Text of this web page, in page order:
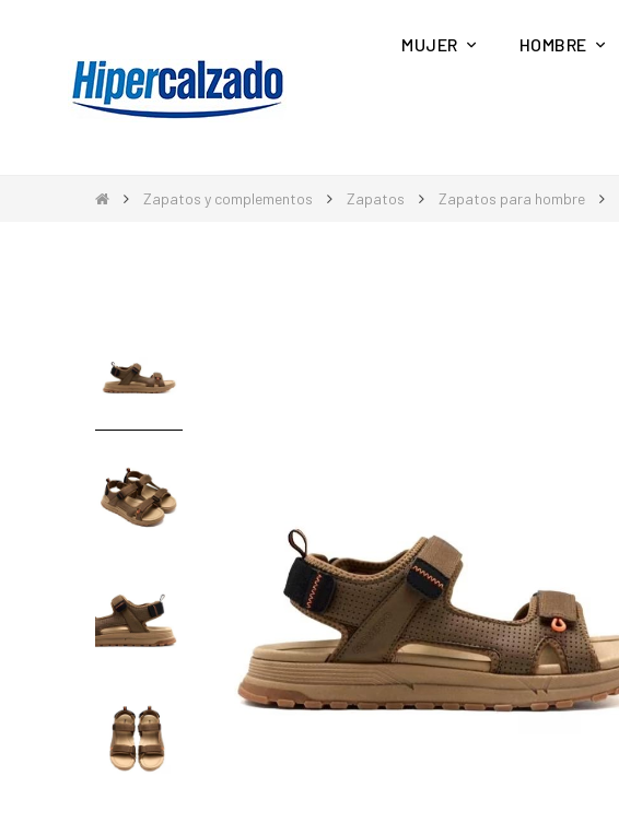
MUJER HOMBRE
Zapatos y complementos Zapatos Zapatos para hombre